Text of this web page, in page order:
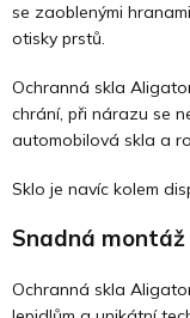
se zaoblenými
otisky prstů.
Ochranná skla
chrání, při nárazu se
automobilová skla a
Sklo je navíc kolem
Snadná montáž
Ochranná skla